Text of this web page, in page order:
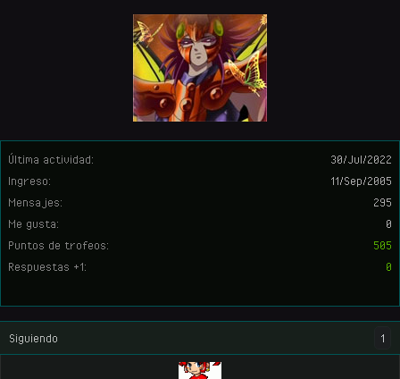
Última actividad:
30/Jul/2022
Ingreso:
11/Sep/2005
Mensajes:
295
Me gusta:
0
Puntos de trofeos:
505
Respuestas +1:
0
Siguiendo 1